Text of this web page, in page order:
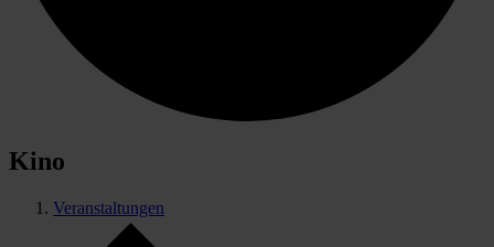
Kino
Veranstaltungen